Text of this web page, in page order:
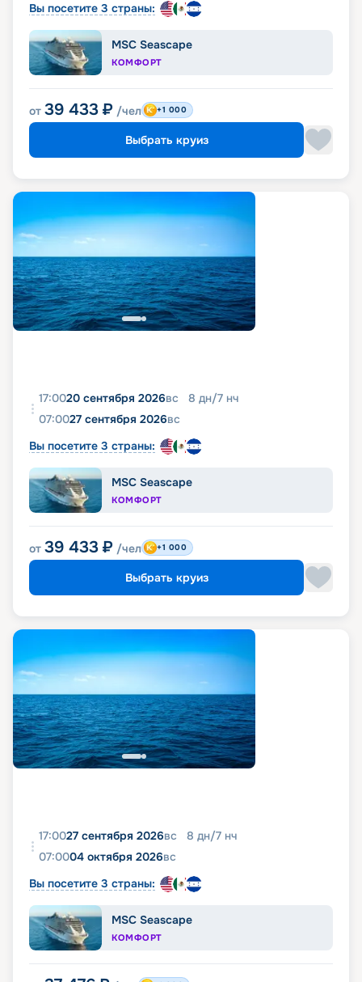
Вы посетите 3 страны:
MSC Seascape
КОМФОРТ
от 39 433 ₽ /чел +1 000
Выбрать круиз
17:0020 сентября 2026вс 8 дн/7 нч
07:0027 сентября 2026вс
Вы посетите 3 страны:
MSC Seascape
КОМФОРТ
от 39 433 ₽ /чел +1 000
Выбрать круиз
17:0027 сентября 2026вс 8 дн/7 нч
07:0004 октября 2026вс
Вы посетите 3 страны:
MSC Seascape
КОМФОРТ